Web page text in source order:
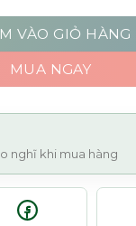
VÀO GIỎ HÀNG
MUA NGAY
nghĩ khi mua hàng